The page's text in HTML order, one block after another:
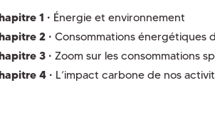
1 · Énergie et environnement
2 · Consommations énergétiques
3 · Zoom sur les consommations
4 · L’impact carbone de nos